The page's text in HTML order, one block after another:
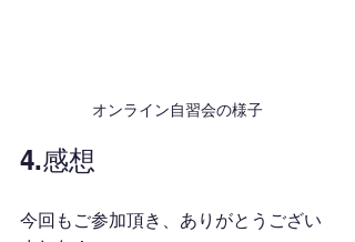
オンライン自習会の様子
4.感想
今回もご参加頂き、ありがとうござい